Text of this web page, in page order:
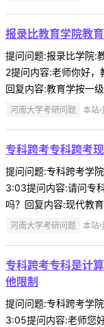
报录比教育学院教
提问问题:报录比学院:
2提问内容:老师你好，
回复内容:教育学按一
河南大学考研问题 本站
专科跨考专科跨考
提问问题:专科跨考学
3:03提问内容:请问专
吗？回复内容:现代教
河南大学考研问题 本站
专科跨考专科是计
他限制
提问问题:专科跨考学
3:05提问内容:老师您